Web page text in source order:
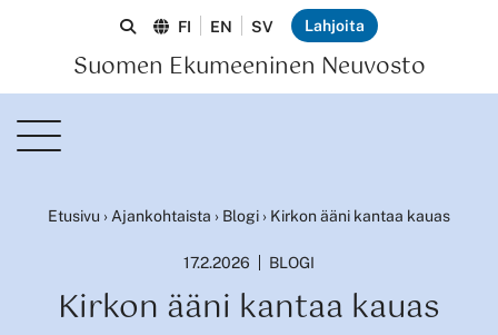
Suomen Ekumeeninen Neuvosto
FI EN SV Lahjoita
Etusivu › Ajankohtaista › Blogi › Kirkon ääni kantaa kauas
17.2.2026 BLOGI
Kirkon ääni kantaa kauas